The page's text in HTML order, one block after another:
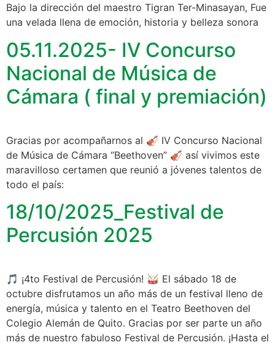
Bajo la dirección del maestro Tigran Ter-Minasayan, Fue
una velada llena de emoción, historia y belleza sonora
05.11.2025- IV Concurso
Nacional de Música de
Cámara ( final y premiación)
Gracias por acompañarnos al 🎻 IV Concurso Nacional
de Música de Cámara “Beethoven” 🎻 así vivimos este
maravilloso certamen que reunió a jóvenes talentos de
todo el país:
18/10/2025_Festival de
Percusión 2025
🎵 ¡4to Festival de Percusión! 🥁 El sábado 18 de
octubre disfrutamos un año más de un festival lleno de
energía, música y talento en el Teatro Beethoven del
Colegio Alemán de Quito. Gracias por ser parte un año
más de nuestro fabuloso Festival de Percusión. ¡Hasta el